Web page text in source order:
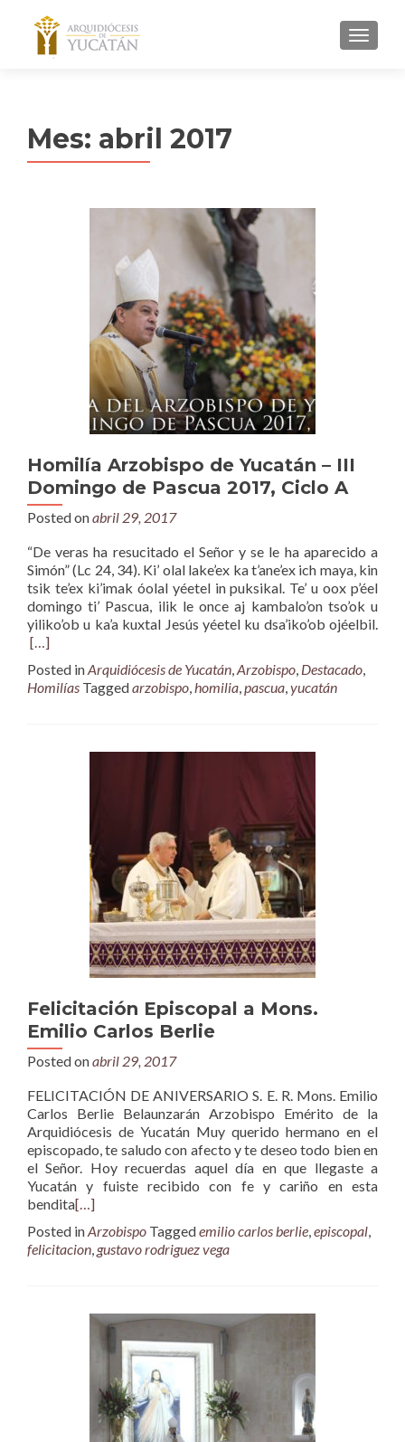
MENU
Mes: abril 2017
Homilía Arzobispo de Yucatán – III
Domingo de Pascua 2017, Ciclo A
Posted onabril 29, 2017
“De veras ha resucitado el Señor y se le ha aparecido a
Simón” (Lc 24, 34). Ki’ olal lake’ex ka t’ane’ex ich maya, kin
tsik te’ex ki’imak óolal yéetel in puksikal. Te’ u oox p’éel
domingo ti’ Pascua, ilik le once aj kambalo’on tso’ok u
yiliko’ob u ka’a kuxtal Jesús yéetel ku dsa’iko’ob ojéelbil.
[…]
Posted inArquidiócesis de Yucatán,Arzobispo, Destacado,
Homilías Taggedarzobispo,homilia,pascua,yucatán
Felicitación Episcopal a Mons.
Emilio Carlos Berlie
Posted onabril 29, 2017
FELICITACIÓN DE ANIVERSARIO S. E. R. Mons. Emilio
Carlos Berlie Belaunzarán Arzobispo Emérito de la
Arquidiócesis de Yucatán Muy querido hermano en el
episcopado, te saludo con afecto y te deseo todo bien en
el Señor. Hoy recuerdas aquel día en que llegaste a
Yucatán y fuiste recibido con fe y cariño en esta
bendita[…]
Posted inArzobispo Taggedemilio carlos berlie,episcopal,
felicitacion, gustavo rodriguez vega